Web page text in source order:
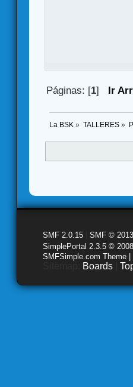
Páginas: [1] Ir
La BSK » TALLERES»
SMF 2.0.15 SMF © 2013
SimplePortal 2.3.5 ©
SMFSimple.com Theme
Boards